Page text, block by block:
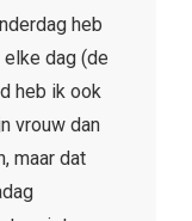
heb
dag (de
heb ik ook
vrouw dan
maar dat